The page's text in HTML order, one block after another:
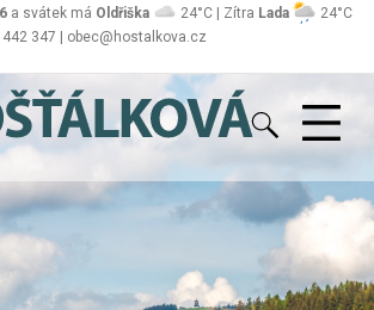
442 347 | obec@hostalkova.cz
a svátek má Oldřiška 24°C | Zítra Lada 24°C